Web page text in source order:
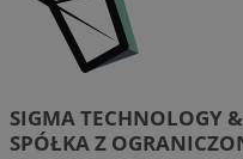
SIGMA TECHNOLOGY
SPÓŁKA Z